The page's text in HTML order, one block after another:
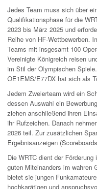
Jedes Team muss sich über
Qualifikationsphase für die
2023 bis März 2025 und
Reihe von HF-Wettbewerben.
Teams mit insgesamt 100
Vereinigte Königreich reisen
im Stil der Olympischen
OE1EMS/E77DX hat sich als
Jedem Zweierteam wird ein
dessen Auswahl ein
ziehen anschließend ihren
ihr Rufzeichen. Danach
2026 teil. Zur zusätzlichen
Ergebnisanzeigen
Die WRTC dient der
guten Miteinanders im wahren
bietet sie jungen
hochkarätigen und